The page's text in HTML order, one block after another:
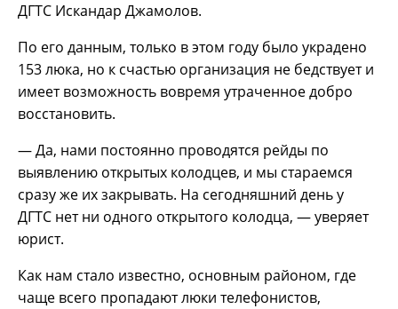
ДГТС Искандар Джамолов.
По его данным, только в этом году было украдено
153 люка, но к счастью организация не бедствует и
имеет возможность вовремя утраченное добро
восстановить.
— Да, нами постоянно проводятся рейды по
выявлению открытых колодцев, и мы стараемся
сразу же их закрывать. На сегодняшний день у
ДГТС нет ни одного открытого колодца, — уверяет
юрист.
Как нам стало известно, основным районом, где
чаще всего пропадают люки телефонистов,